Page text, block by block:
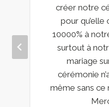
créer notre
pour
10000% à
surtout à
mariage
cérémonie
même sans ce